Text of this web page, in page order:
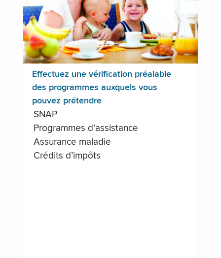
Effectuez une vérification préalable
des programmes auxquels vous
pouvez prétendre
SNAP
Programmes d’assistance
Assurance maladie
Crédits d’impôts